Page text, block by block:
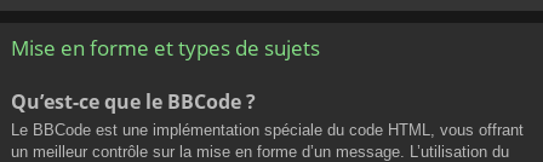
Mise en forme et types de sujets
Qu’est-ce que le BBCode ?
Le BBCode est une implémentation spéciale du code HTML, vous offrant
un meilleur contrôle sur la mise en forme d’un message. L’utilisation du